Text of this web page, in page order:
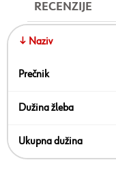
RECENZIJE
↓ Naziv
Prečnik
Dužina žleba
Ukupna dužina